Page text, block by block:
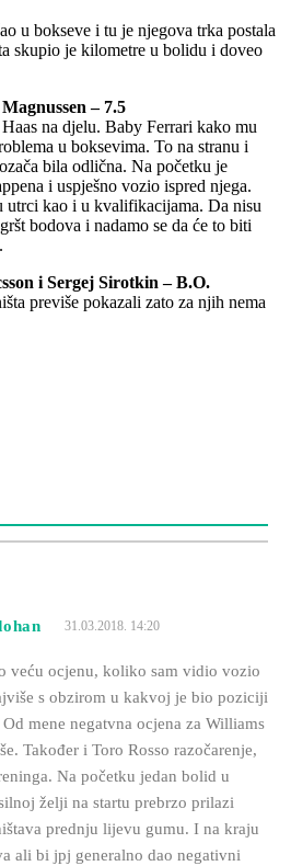
u bokseve i tu je njegova trka postala
skupio je kilometre u bolidu i doveo
– 7.5
na djelu. Baby Ferrari kako mu
u boksevima. To na stranu i
bila odlična. Na početku je
i uspješno vozio ispred njega.
utrci kao i u kvalifikacijama. Da nisu
bodova i nadamo se da će to biti
i Sergej Sirotkin – B.O.
previše pokazali zato za njih nema
31.03.2018. 14:20
veću ocjenu, koliko sam vidio vozio
s obzirom u kakvoj je bio poziciji
mene negatvna ocjena za Williams
Također i Toro Rosso razočarenje,
Na početku jedan bolid u
želji na startu prebrzo prilazi
prednju lijevu gumu. I na kraju
ali bi jpj generalno dao negativni